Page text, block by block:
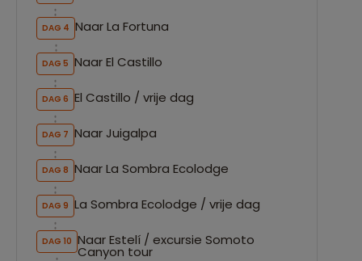
DAG 4 Naar La Fortuna
DAG 5 Naar El Castillo
DAG 6 El Castillo / vrije dag
DAG 7 Naar Juigalpa
DAG 8 Naar La Sombra Ecolodge
DAG 9 La Sombra Ecolodge / vrije dag
DAG 10 Naar Estelí / excursie Somoto
Canyon tour